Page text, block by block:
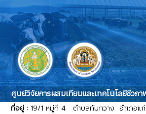
ศูนย์วิจัยการผสมเทียมและเทคโนโลยีชีวภา
ที่อยู่ :19/1 หมู่ที่ 4 ตำบลทับกวาง อำเภอแ